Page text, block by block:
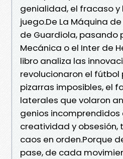
genialidad, el fracaso y
juego.De La Máquina
de Guardiola, pasando
Mecánica o el Inter de
libro analiza las
revolucionaron el fútbol
pizarras imposibles, el
laterales que volaron
genios incomprendidos
creatividad y obsesión,
caos en orden.Porque
pase, de cada